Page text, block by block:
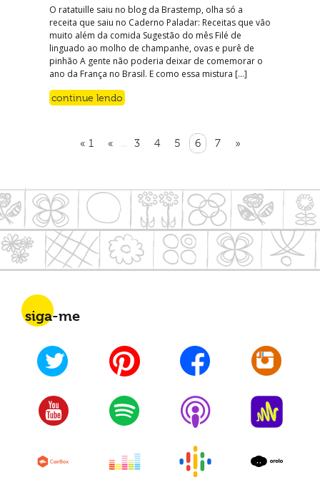
O ratatuille saiu no blog da Brastemp, olha só a
receita que saiu no Caderno Paladar: Receitas que vão
muito além da comida Sugestão do mês Filé de
linguado ao molho de champanhe, ovas e purê de
pinhão A gente não poderia deixar de comemorar o
ano da França no Brasil. E como essa mistura […]
continue lendo
« 1 « ... 3 4 5 6 7 »
siga-me